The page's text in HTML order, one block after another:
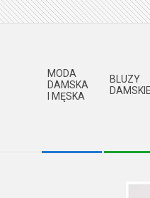
MODA
DAMSKA
I MĘSKA
BLUZY
DAMSKIE